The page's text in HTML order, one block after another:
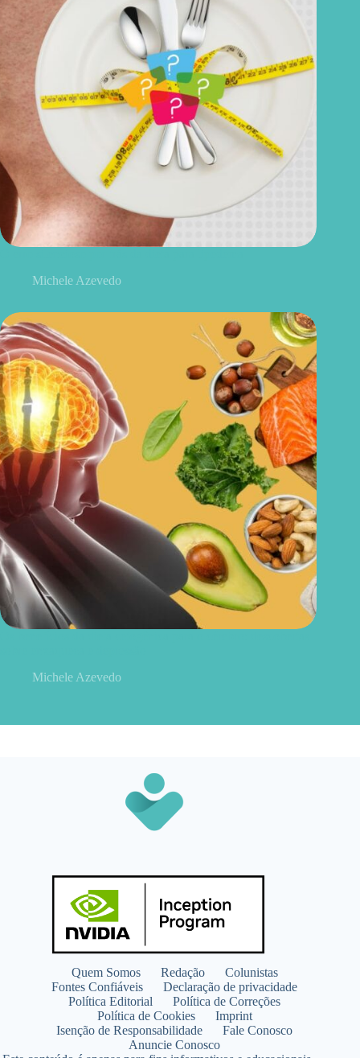
Michele Azevedo
Michele Azevedo
Quem Somos Redação
Colunistas
Fontes Confiáveis
Declaração de privacidade
Política Editorial
Política de Correções
Política de Cookies
Imprint
Isenção de Responsabilidade
Fale Conosco
Anuncie Conosco